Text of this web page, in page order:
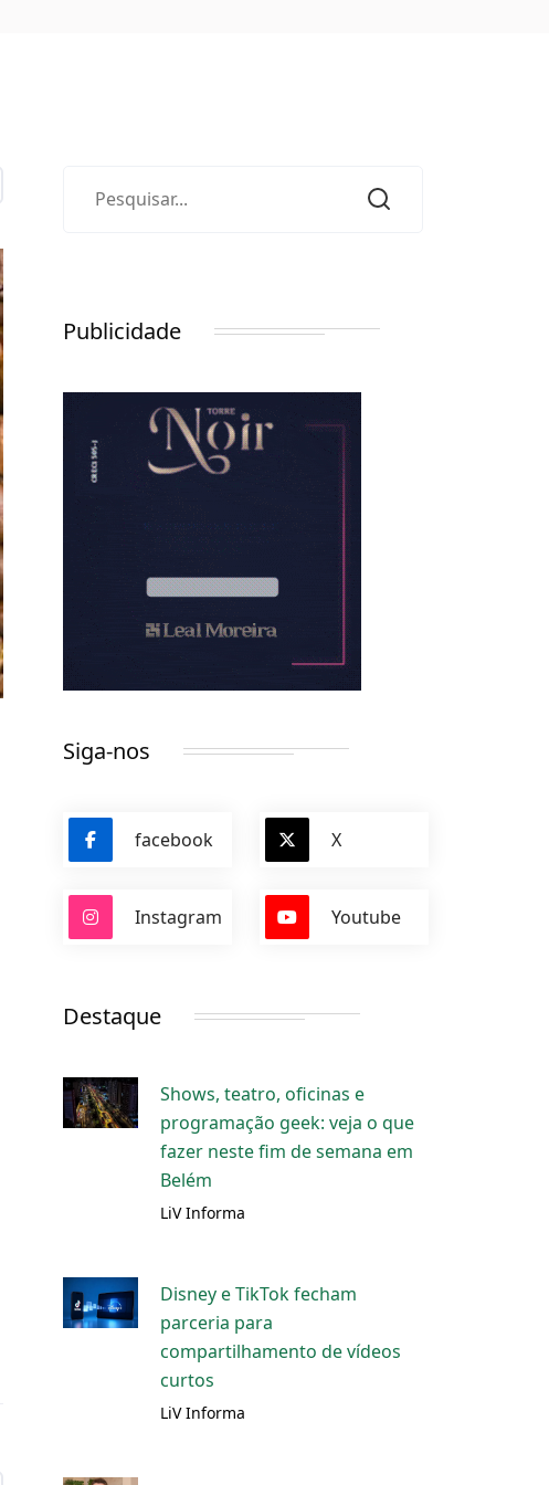
Publicidade
Siga-nos
facebook X
Instagram Youtube
Destaque
Shows, teatro, oficinas e
programação geek: veja o que
fazer neste fim de semana em
Belém
LiV Informa
Disney e TikTok fecham
parceria para
compartilhamento de vídeos
curtos
LiV Informa